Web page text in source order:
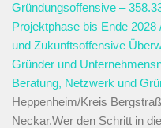
Gründungsoffensive –
Projektphase bis Ende
und Zukunftsoffensive
Gründer und
Beratung, Netzwerk und
Heppenheim/Kreis
Neckar.Wer den Schritt in